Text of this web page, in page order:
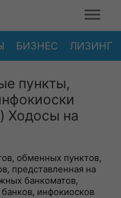
БИЗНЕС ЛИЗИНГ
пункты,
Ходосы на
обменных пунктов,
представленная на
банкоматов,
инфокиосков